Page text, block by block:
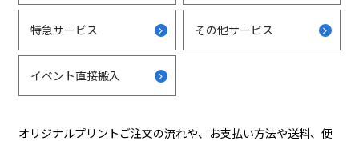
特急サービス その他サービス
イベント直接搬入
オリジナルプリントご注文の流れや、お支払い方法や送料、便